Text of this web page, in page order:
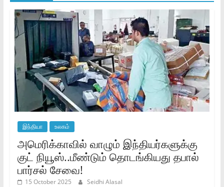
இந்தியா உலகம்
அமெரிக்காவில் வாழும் இந்தியர்களுக்கு
குட் நியூஸ்..மீண்டும் தொடங்கியது தபால்
பார்சல் சேவை!
15 October 2025 Seidhi Alasal